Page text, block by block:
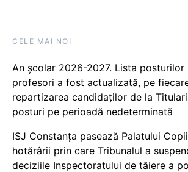
CELE MAI NOI
An școlar 2026-2027. Lista posturilor
profesori a fost actualizată, pe
repartizarea candidaților de la
posturi pe perioadă nedeterminată
ISJ Constanța pasează Palatului
hotărârii prin care Tribunalul a
deciziile Inspectoratului de tăiere a